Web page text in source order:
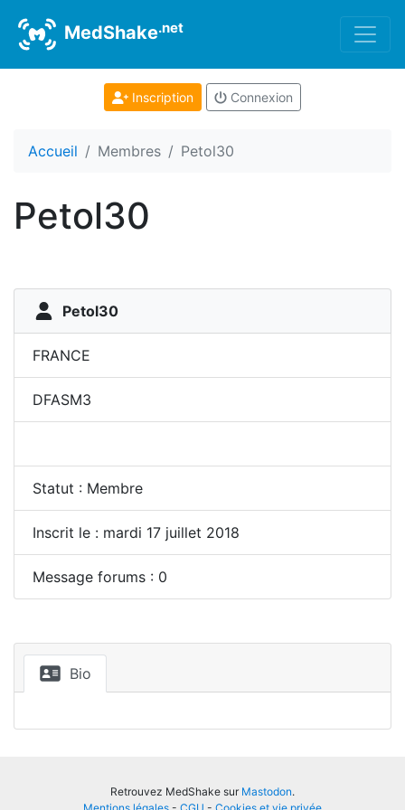
MedShake.net
Inscription Connexion
Accueil Membres Petol30
Petol30
Petol30
FRANCE
DFASM3
Statut : Membre
Inscrit le : mardi 17 juillet 2018
Message forums : 0
Bio
Retrouvez MedShake sur Mastodon.